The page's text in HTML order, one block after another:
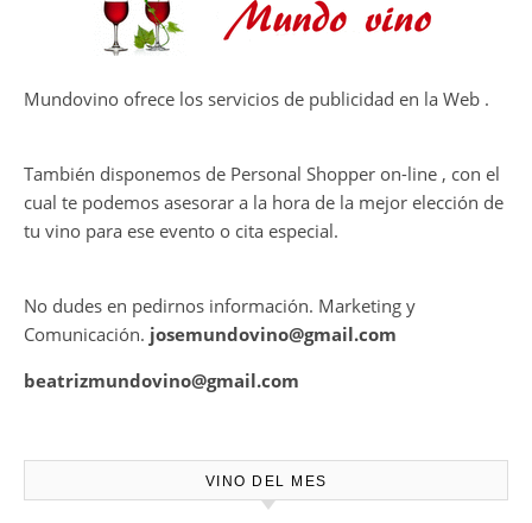
Mundovino ofrece los servicios de publicidad en la Web .
También disponemos de Personal Shopper on-line , con el
cual te podemos asesorar a la hora de la mejor elección de
tu vino para ese evento o cita especial.
No dudes en pedirnos información. Marketing y
Comunicación. josemundovino@gmail.com
beatrizmundovino@gmail.com
VINO DEL MES